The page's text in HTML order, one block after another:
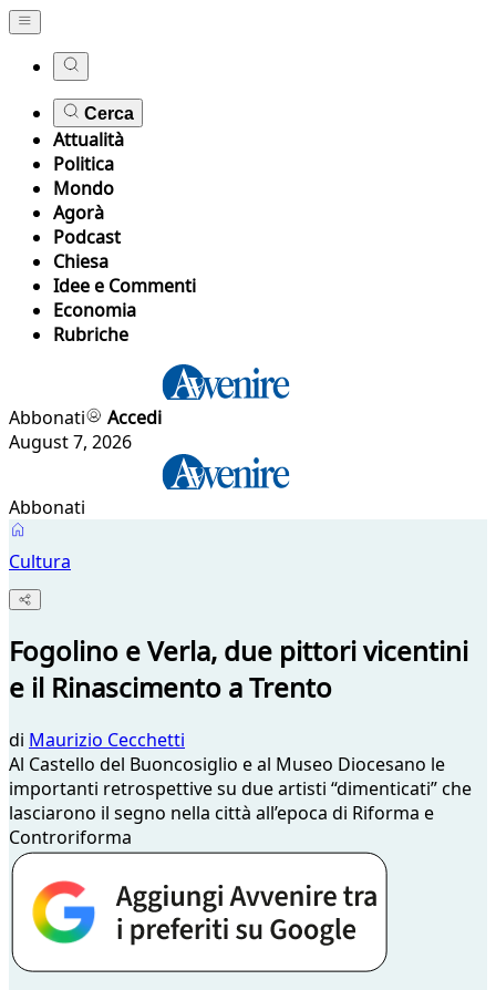
Cerca
Attualità
Politica
Mondo
Agorà
Podcast
Chiesa
Idee e Commenti
Economia
Rubriche
Abbonati
Accedi
August 7, 2026
Abbonati
Cultura
Fogolino e Verla, due pittori vicentini
e il Rinascimento a Trento
di Maurizio Cecchetti
Al Castello del Buoncosiglio e al Museo Diocesano le
importanti retrospettive su due artisti “dimenticati” che
lasciarono il segno nella città all’epoca di Riforma e
Controriforma